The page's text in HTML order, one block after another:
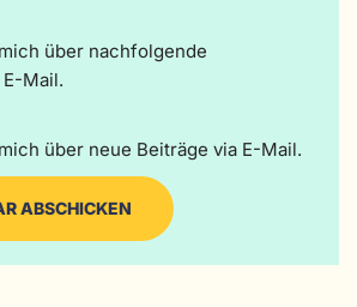
über nachfolgende
Mail.
über neue Beiträge via E-Mail.